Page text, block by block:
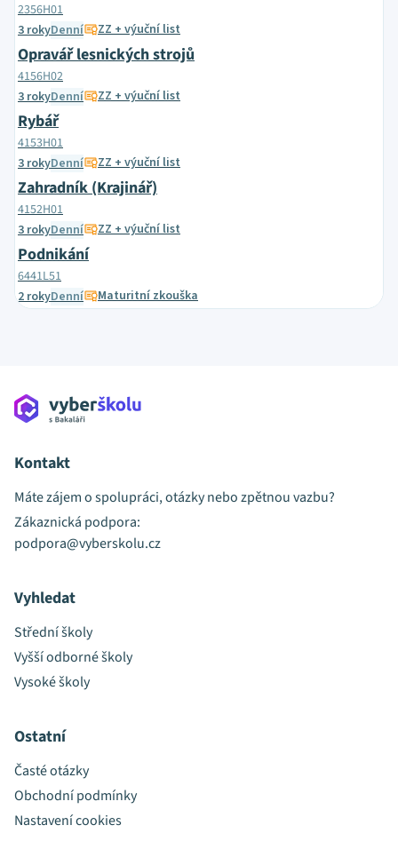
2356H01
3 rokyDenní ZZ + výuční list
Opravář lesnických strojů
4156H02
3 rokyDenní ZZ + výuční list
Rybář
4153H01
3 rokyDenní ZZ + výuční list
Zahradník (Krajinář)
4152H01
3 rokyDenní ZZ + výuční list
Podnikání
6441L51
2 rokyDenní Maturitní zkouška
Kontakt
Máte zájem o spolupráci, otázky nebo zpětnou vazbu?
Zákaznická podpora:
podpora@vyberskolu.cz
Vyhledat
Střední školy
Vyšší odborné školy
Vysoké školy
Ostatní
Časté otázky
Obchodní podmínky
Nastavení cookies